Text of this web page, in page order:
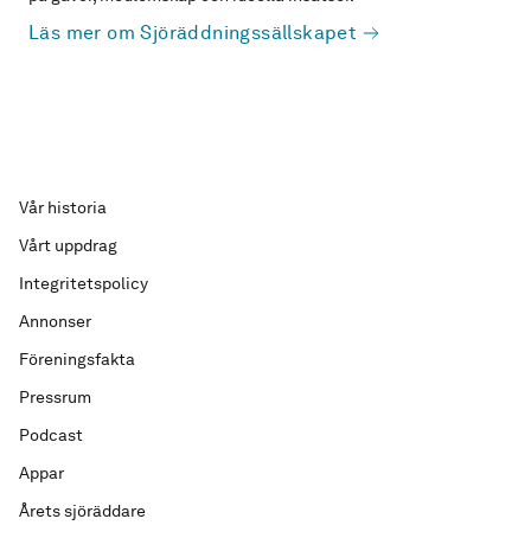
Läs mer om Sjöräddningssällskapet
Vår historia
Vårt uppdrag
Integritetspolicy
Annonser
Föreningsfakta
Pressrum
Podcast
Appar
Årets sjöräddare